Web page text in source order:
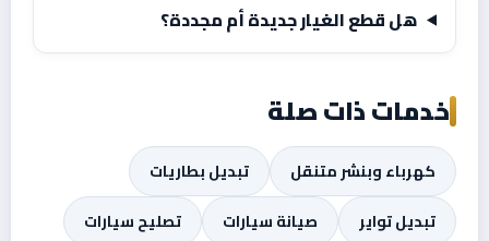
هل قطع الغيار جديدة أم مجددة؟
خدمات ذات صلة
كهرباء وبنشر متنقل
تبديل بطاريات
تبديل تواير
صيانة سيارات
تصليح سيارات